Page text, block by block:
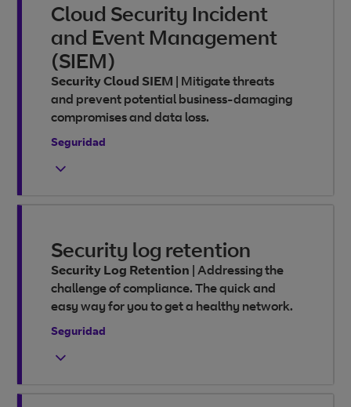
Cloud Security Incident
and Event Management
(SIEM)
Security Cloud SIEM | Mitigate threats
and prevent potential business-damaging
compromises and data loss.
Seguridad
Security log retention
Security Log Retention | Addressing the
challenge of compliance. The quick and
easy way for you to get a healthy network.
Seguridad